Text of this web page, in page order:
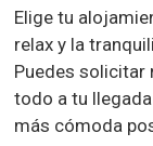
Elige tu
relax y la
Puedes solicitar
todo a tu
más cómoda